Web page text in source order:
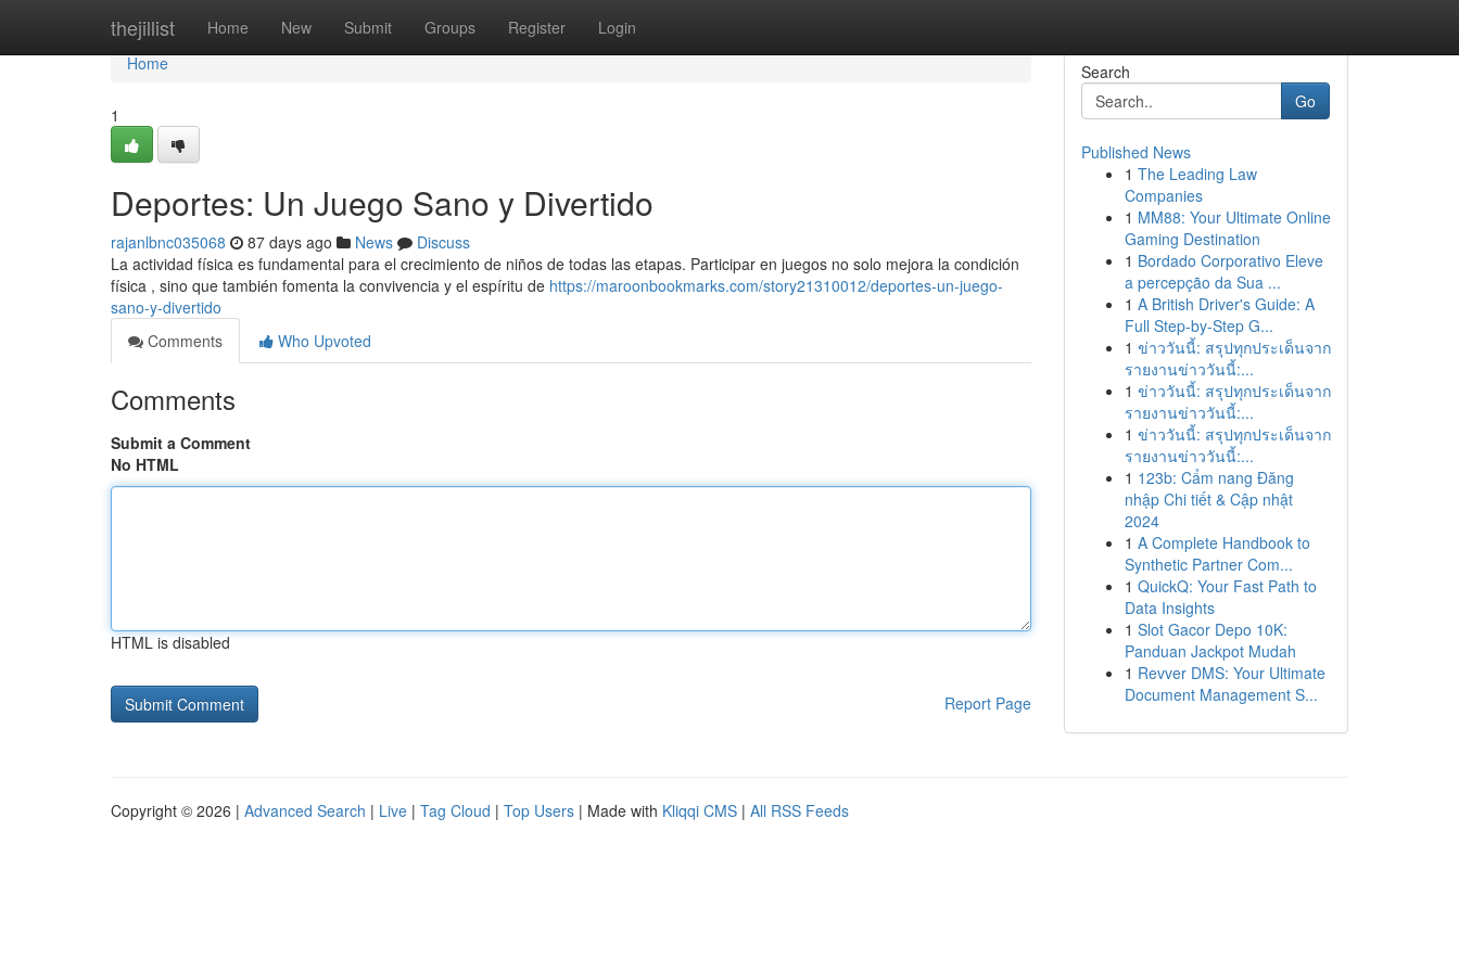
thejillist Home New Submit Groups Register Login
Home
Home
1
Deportes: Un Juego Sano y Divertido
rajanlbnc035068 87 days ago News
Discuss
La actividad física es fundamental para el crecimiento de niños de todas las etapas. Participar en juegos no solo mejora la condición
física , sino que también fomenta la convivencia y el espíritu de https://maroonbookmarks.com/story21310012/deportes-un-juego-
sano-y-divertido
Comments
Who Upvoted
Comments
Submit a Comment
No HTML
HTML is disabled
Report Page
Search
Go
Published News
1 The Leading Law
Companies
1 MM88: Your Ultimate Online
Gaming Destination
1 Bordado Corporativo Eleve
a percepção da Sua ...
1 A British Driver's Guide: A
Full Step-by-Step G...
1 ข่าววันนี้: สรุปทุกประเด็นจาก
รายงานข่าววันนี้:...
1 ข่าววันนี้: สรุปทุกประเด็นจาก
รายงานข่าววันนี้:...
1 ข่าววันนี้: สรุปทุกประเด็นจาก
รายงานข่าววันนี้:...
1 123b: Cẩm nang Đăng
nhập Chi tiết & Cập nhật
2024
1 A Complete Handbook to
Synthetic Partner Com...
1 QuickQ: Your Fast Path to
Data Insights
1 Slot Gacor Depo 10K:
Panduan Jackpot Mudah
1 Revver DMS: Your Ultimate
Document Management S...
Copyright © 2026 | Advanced Search | Live | Tag Cloud | Top Users | Made with Kliqqi CMS | All RSS Feeds